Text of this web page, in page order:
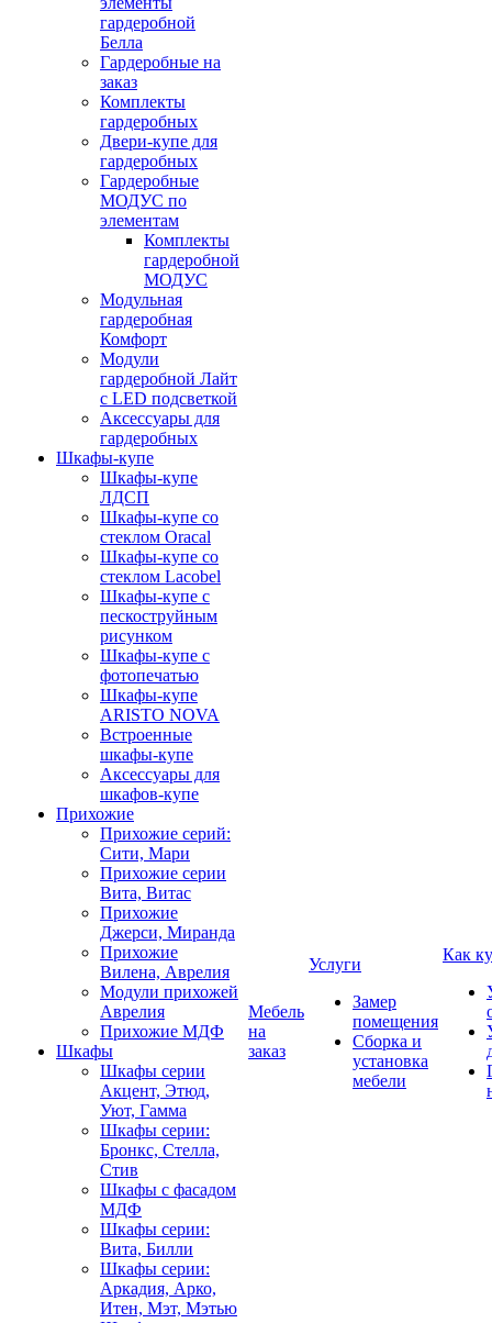
гардеробной
Белла
Гардеробные на
заказ
Комплекты
гардеробных
Двери-купе для
гардеробных
Гардеробные
МОДУС по
элементам
Комплекты
гардеробной
МОДУС
Модульная
гардеробная
Комфорт
Модули
гардеробной Лайт
с LED подсветкой
Аксессуары для
гардеробных
Шкафы-купе
Шкафы-купе
ЛДСП
Шкафы-купе со
стеклом Oracal
Шкафы-купе со
стеклом Lacobel
Шкафы-купе с
пескоструйным
рисунком
Шкафы-купе с
фотопечатью
Шкафы-купе
ARISTO NOVA
Встроенные
шкафы-купе
Аксессуары для
шкафов-купе
Прихожие
Прихожие серий:
Сити, Мари
Прихожие серии
Вита, Витас
Прихожие
Джерси, Миранда
Прихожие
Вилена, Аврелия
Модули прихожей
Аврелия
Прихожие МДФ
Шкафы
Шкафы серии
Акцент, Этюд,
Уют, Гамма
Шкафы серии:
Бронкс, Стелла,
Стив
Шкафы с фасадом
МДФ
Шкафы серии:
Вита, Билли
Шкафы серии:
Аркадия, Арко,
Итен, Мэт, Мэтью
Мебель
на
заказ
Услуги
Замер
помещения
Сборка и
установка
мебели
Как